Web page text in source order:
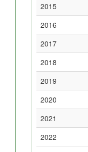
2015
2016
2017
2018
2019
2020
2021
2022